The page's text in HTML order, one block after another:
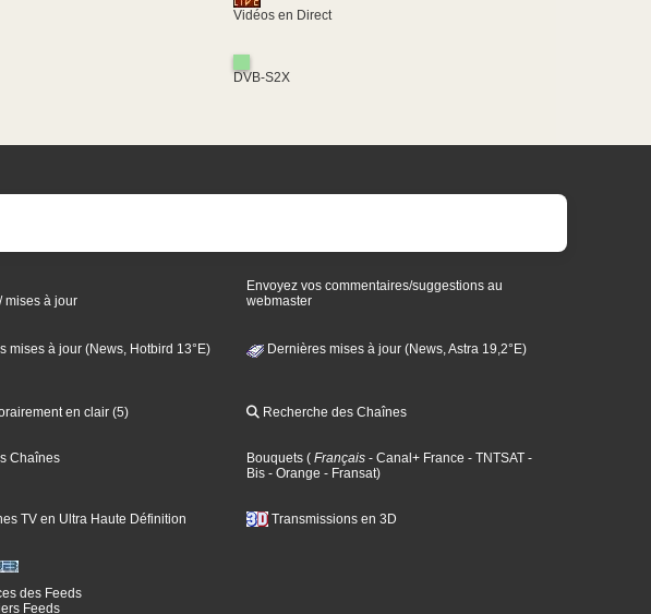
Vidéos en Direct
DVB-S2X
mises à jour
Envoyez vos commentaires/suggestions au
webmaster
mises à jour (News, Hotbird 13°E) Dernières mises à jour (News, Astra 19,2°E)
en clair (5) Recherche des Chaînes
Chaînes Bouquets ( Français - Canal+ France - TNTSAT -
Bis - Orange - Fransat)
TV en Ultra Haute Définition Transmissions en 3D
des Feeds
Feeds